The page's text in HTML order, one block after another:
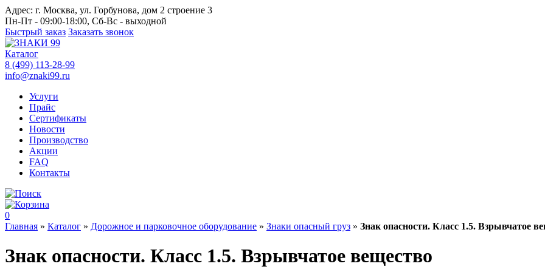
Адрес: г. Москва, ул. Горбунова, дом 2 строение 3
Пн-Пт - 09:00-18:00, Сб-Вс - выходной
Быстрый заказ Заказать звонок
Каталог
8 (499) 113-28-99
info@znaki99.ru
Услуги
Прайс
Сертификаты
Новости
Производство
Акции
FAQ
Контакты
0
Главная » Каталог » Дорожное и парковочное оборудование » Знаки опасный груз » Знак опасности. Класс 1.5. Взрывчатое
Знак опасности. Класс 1.5. Взрывчатое вещество